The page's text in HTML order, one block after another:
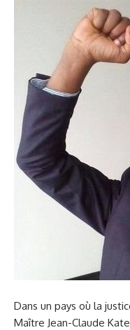
Dans un pays où la
Maître Jean-Claude